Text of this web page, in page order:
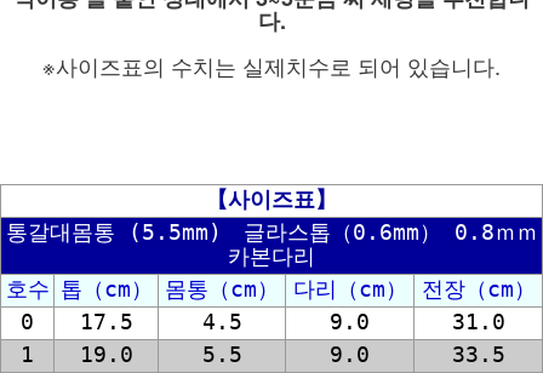
다.
※사이즈표의 수치는 실제치수로 되어 있습니다.
【사이즈표】
통갈대몸통 (5.5mm) 글라스톱（0.6mm） 0.8ｍｍ
카본다리
호수 톱（cm） 몸통（cm） 다리（cm）
전장（cm）
0
17.5 4.5 9.0
31.0
1
19.0 5.5 9.0
33.5